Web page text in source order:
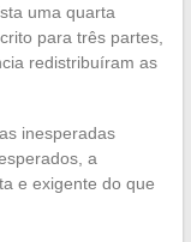
uma quarta
para três partes,
redistribuíram as
inesperadas
a
e exigente do que